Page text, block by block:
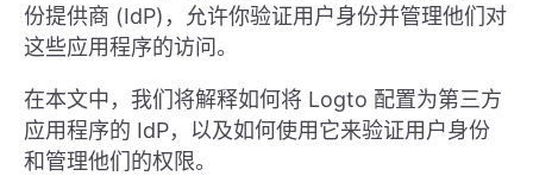
份提供商 (IdP)，允许你验证用户身份并管理他们对
这些应用程序的访问。
在本文中，我们将解释如何将 Logto 配置为第三方
应用程序的 IdP，以及如何使用它来验证用户身份
和管理他们的权限。